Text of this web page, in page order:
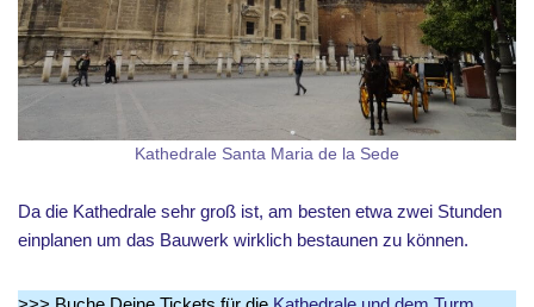
Kathedrale Santa Maria de la Sede
Da die Kathedrale sehr groß ist, am besten etwa zwei Stunden
einplanen um das Bauwerk wirklich bestaunen zu können.